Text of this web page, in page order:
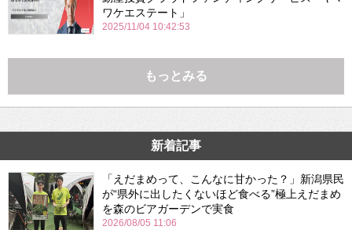
ワケエステート」
2025/11/04 10:42:53
もっとみる
新着記事
「えだまめって、こんなに甘かった？」新潟県民
が“県外に出したくないほど食べる”極上えだまめ
を森のビアガーデンで実食
2026/08/05 11:06